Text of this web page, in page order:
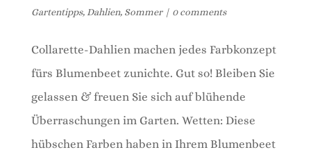
Gartentipps, Dahlien, Sommer| 0 comments
Collarette-Dahlien machen jedes Farbkonzept
fürs Blumenbeet zunichte. Gut so! Bleiben Sie
gelassen & freuen Sie sich auf blühende
Überraschungen im Garten. Wetten: Diese
hübschen Farben haben in Ihrem Blumenbeet